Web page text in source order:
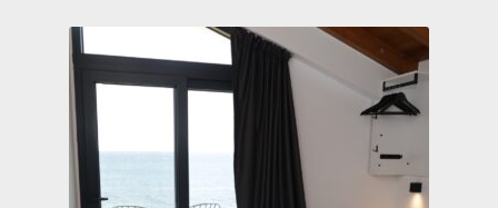
Καλάθι
Κατάστημα
Ο λογαριασμός μου